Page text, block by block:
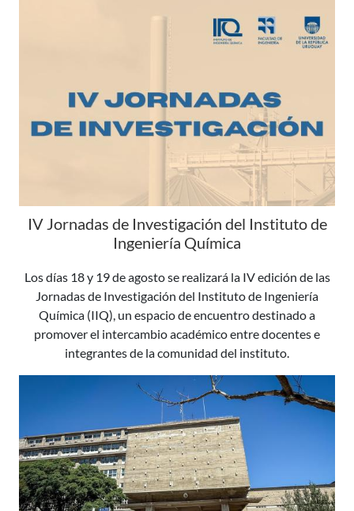
IV Jornadas de Investigación del Instituto de
Ingeniería Química
Los días 18 y 19 de agosto se realizará la IV edición de las
Jornadas de Investigación del Instituto de Ingeniería
Química (IIQ), un espacio de encuentro destinado a
promover el intercambio académico entre docentes e
integrantes de la comunidad del instituto.